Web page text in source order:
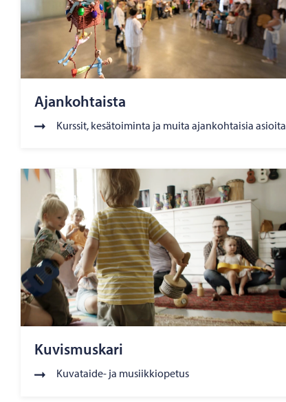
Ajankohtaista
Kurssit, kesätoiminta ja muita ajankohtaisia asioita
Kuvismuskari
Kuvataide- ja musiikkiopetus